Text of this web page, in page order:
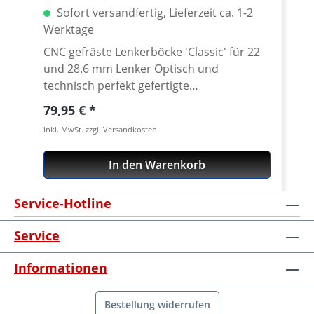
Sofort versandfertig, Lieferzeit ca. 1-2
Werktage
CNC gefräste Lenkerböcke 'Classic' für 22
und 28.6 mm Lenker Optisch und
technisch perfekt gefertigte
Performanceparts Klemmsätze für
Standard 22 mm Lenker oder konifizierte
Lenker 28.6 mm Durchmesser. Die aus
dem Vollen Luftfahrt-Aluminium CNC
gefrästen Lenkerklemmen haben eine
Verwendung mit Distanzen läßt sich
beinahe jede Wunschhöhe am Fahrzeug
realisieren. Die angegebende Höhe bezieht
sich immer auf den Abstand von Oberseite
der Gabelbrücke zur Unterkante des
Lenkers. Falls eine andere Höhe benötigt
wird, können die Lenkerklemmen auch mit
Regulärer Preis:
79,95 €
inkl. MwSt. zzgl. Versandkosten
In den Warenkorb
Service-Hotline
Service
Informationen
Bestellung widerrufen